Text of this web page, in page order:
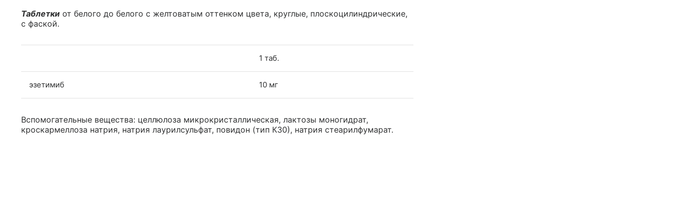
Таблетки от белого до белого с желтоватым оттенком цвета, круглые, плоскоцилиндрические,
с фаской.
1 таб.
эзетимиб 10 мг
Вспомогательные вещества: целлюлоза микрокристаллическая, лактозы моногидрат,
кроскармеллоза натрия, натрия лаурилсульфат, повидон (тип К30), натрия стеарилфумарат.